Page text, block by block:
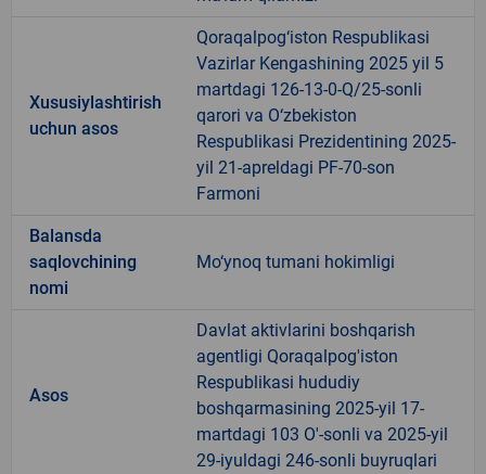
Xususiylashtirish
uchun asos
Qoraqalpog‘iston Respublikasi
Vazirlar Kengashining 2025 yil 5
martdagi 126-13-0-Q/25-sonli
qarori va O‘zbekiston
Respublikasi Prezidentining 2025-
yil 21-apreldagi PF-70-son
Farmoni
Balansda
saqlovchining
nomi
Mo‘ynoq tumani hokimligi
Asos
Davlat aktivlarini boshqarish
agentligi Qoraqalpog'iston
Respublikasi hududiy
boshqarmasining 2025-yil 17-
martdagi 103 O'-sonli va 2025-yil
29-iyuldagi 246-sonli buyruqlari